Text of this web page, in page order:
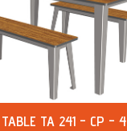
TABLE TA 241 - CP - 4